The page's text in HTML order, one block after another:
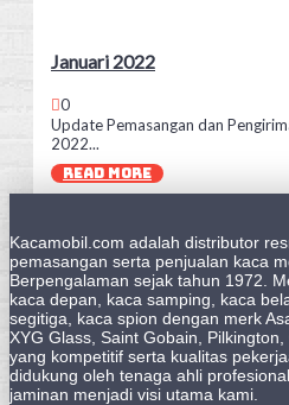
Januari 2022
0
Update Pemasangan dan
2022...
READ MORE
Kacamobil.com adalah distributor
pemasangan serta penjualan kaca
Berpengalaman sejak tahun 1972.
kaca depan, kaca samping, kaca
segitiga, kaca spion dengan merk
XYG Glass, Saint Gobain,
yang kompetitif serta kualitas
didukung oleh tenaga ahli
jaminan menjadi visi utama kami.